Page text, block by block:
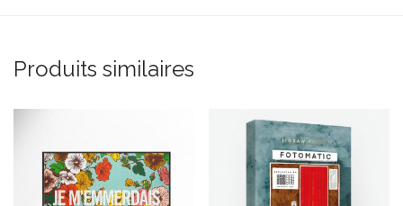
Produits similaires